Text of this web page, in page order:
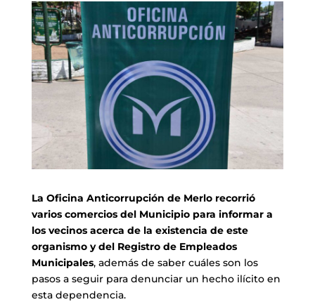
La Oficina Anticorrupción de Merlo recorrió
varios comercios del Municipio para informar a
los vecinos acerca de la existencia de este
organismo y del Registro de Empleados
Municipales, además de saber cuáles son los
pasos a seguir para denunciar un hecho ilícito en
esta dependencia.